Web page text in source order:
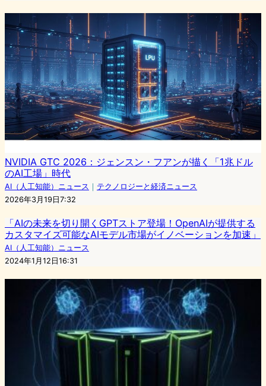
NVIDIA GTC 2026：ジェンスン・フアンが描く「1兆ドル
のAI工場」時代
AI（人工知能）ニュース ｜ テクノロジーと経済ニュース
2026年3月19日7:32
「AIの未来を切り開くGPTストア登場！OpenAIが提供する
カスタマイズ可能なAIモデル市場がイノベーションを加速」
AI（人工知能）ニュース
2024年1月12日16:31